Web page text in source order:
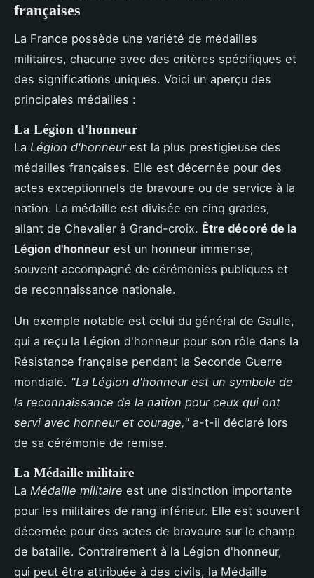
françaises
La France possède une variété de médailles
militaires, chacune avec des critères spécifiques et
des significations uniques. Voici un aperçu des
principales médailles :
La Légion d'honneur
La Légion d'honneurest la plus prestigieuse des
médailles françaises. Elle est décernée pour des
actes exceptionnels de bravoure ou de service à la
nation. La médaille est divisée en cinq grades,
allant de Chevalier à Grand-croix. Être décoré de la
Légion d'honneur est un honneur immense,
souvent accompagné de cérémonies publiques et
de reconnaissance nationale.
Un exemple notable est celui du général de Gaulle,
qui a reçu la Légion d'honneur pour son rôle dans la
Résistance française pendant la Seconde Guerre
mondiale. "La Légion d'honneur est un symbole de
la reconnaissance de la nation pour ceux qui ont
servi avec honneur et courage," a-t-il déclaré lors
de sa cérémonie de remise.
La Médaille militaire
La Médaille militaire est une distinction importante
pour les militaires de rang inférieur. Elle est souvent
décernée pour des actes de bravoure sur le champ
de bataille. Contrairement à la Légion d'honneur,
qui peut être attribuée à des civils, la Médaille